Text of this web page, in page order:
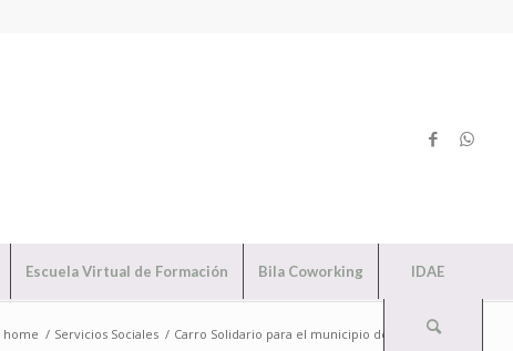
Escuela Virtual de Formación Bila Coworking IDAE
home / Servicios Sociales / Carro Solidario para el municipio de Puntallana